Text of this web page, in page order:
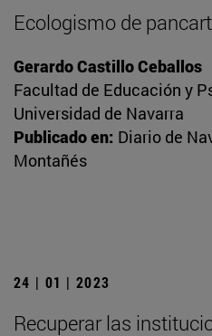
Ecologismo de
Gerardo Castillo Ceballos
Facultad de Educación y
Universidad de Navarra
Publicado en: Diario de
Montañés
24 | 01 | 2023
Recuperar las